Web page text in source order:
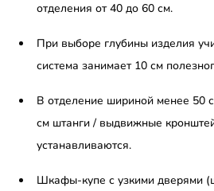
отделения от 40 до 60 см.
При выборе глубины изделия
система занимает 10 см
В отделение шириной менее 50
см штанги / выдвижные
устанавливаются.
Шкафы-купе с узкими дверями